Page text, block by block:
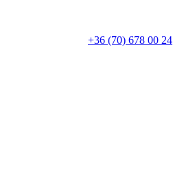
+36 (70) 678 00 24